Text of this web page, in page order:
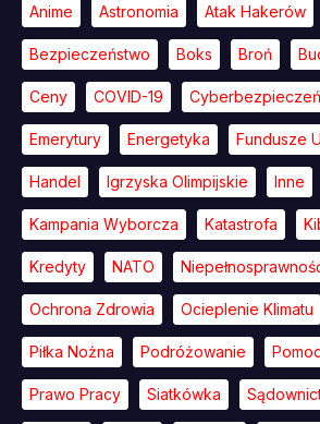
Anime Astronomia Atak Hakerów
Bezpieczeństwo Boks Broń
Ceny COVID-19
Emerytury Energetyka Fundusze
Handel Igrzyska Olimpijskie Inne
Kampania Wyborcza Katastrofa
Kredyty NATO
Ochrona Zdrowia Ocieplenie Klimatu
Piłka Nożna Podróżowanie
Prawo Pracy Siatkówka